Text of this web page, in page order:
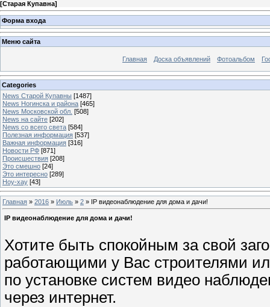
[Старая Купавна]
Форма входа
Меню сайта
Главная Доска объявлений Фотоальбом
Categories
News Старой Купавны [1487]
News Ногинска и района [465]
News Московской обл. [508]
News на сайте [202]
News со всего света [584]
Полезная информация [537]
Важная информация [316]
Новости РФ [871]
Происшествия [208]
Это смешно [24]
Это интересно [289]
Ноу-хау [43]
Главная » 2016 » Июль » 2 » IP видеонаблюдение для дома и дачи!
IP видеонаблюдение для дома и дачи!
Хотите быть спокойным за свой
работающими у Вас строителями
по установке систем видео
через интернет.